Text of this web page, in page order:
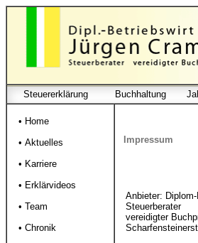
Steuererklärung Buchhaltung
• Home
• Aktuelles
• Karriere
• Erklärvideos
• Team
• Chronik
Impressum
Anbieter:
Steuerberater
vereidigter